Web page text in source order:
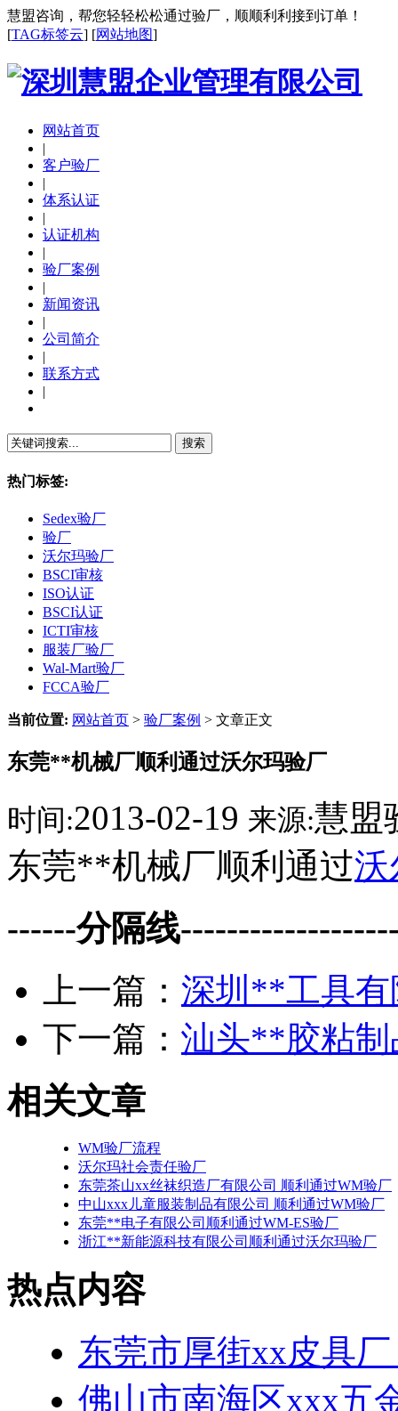
慧盟咨询，帮您轻轻松松通过验厂，顺顺利利接到订单！
[TAG标签云] [网站地图]
网站首页
|
客户验厂
|
体系认证
|
认证机构
|
验厂案例
|
新闻资讯
|
公司简介
|
联系方式
|
热门标签:
Sedex验厂
验厂
沃尔玛验厂
BSCI审核
ISO认证
BSCI认证
ICTI审核
服装厂验厂
Wal-Mart验厂
FCCA验厂
当前位置: 网站首页 > 验厂案例 > 文章正文
东莞**机械厂顺利通过沃尔玛验厂
时间:2013-02-19 来源:慧盟
东莞**机械厂顺利通过沃
------分隔线
上一篇： 深圳**工具有
下一篇： 汕头**胶粘制
相关文章
WM验厂流程
沃尔玛社会责任验厂
东莞茶山xx丝袜织造厂有限公司 顺利通过WM验厂
中山xxx儿童服装制品有限公司 顺利通过WM验厂
东莞**电子有限公司顺利通过WM-ES验厂
浙江**新能源科技有限公司顺利通过沃尔玛验厂
热点内容
东莞市厚街xx皮具
佛山市南海区xxx五